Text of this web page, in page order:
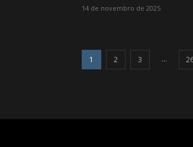
14 de novembro de 2025
1 2 3 ...